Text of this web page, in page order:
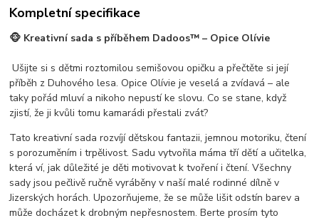
Kompletní specifikace
🐵 Kreativní sada s příběhem Dadoos™ – Opice Olívie
Ušijte si s dětmi roztomilou semišovou opičku a přečtěte si její
příběh z Duhového lesa. Opice Olívie je veselá a zvídavá – ale
taky pořád mluví a nikoho nepustí ke slovu. Co se stane, když
zjistí, že ji kvůli tomu kamarádi přestali zvát?
Tato kreativní sada rozvíjí dětskou fantazii, jemnou motoriku, čtení
s porozuměním i trpělivost. Sadu vytvořila máma tří dětí a učitelka,
která ví, jak důležité je děti motivovat k tvoření i čtení. Všechny
sady jsou pečlivě ručně vyráběny v naší malé rodinné dílně v
Jizerských horách. Upozorňujeme, že se může lišit odstín barev a
může docházet k drobným nepřesnostem. Berte prosím tyto